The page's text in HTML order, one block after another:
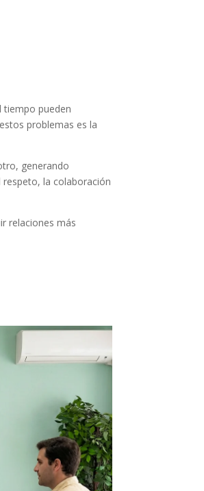
tiempo pueden
problemas es la
generando
la colaboración
relaciones más